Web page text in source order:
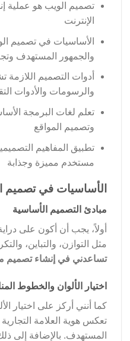
تصميم الويب هو عملية
الإنترنت
الأساسيات في تصميم
والجمهور المستهدف
أدوات التصميم اللازمة
والرسومات والأدوات
تعلم لغات البرمجة
وتصميم المواقع
تطبيق المفاهيم
مستخدم مميزة وجذابة
الأساسيات في تصميم
مبادئ التصميم الأساسية
أولاً، يجب أن أكون على
مثل التوازن، والتباين،
تساعدني في إنشاء تصميم
اختيار الألوان والخطوط
كما أنني أركز على اختيار
تعكس هوية العلامة
المستهدف. بالإضافة إلى